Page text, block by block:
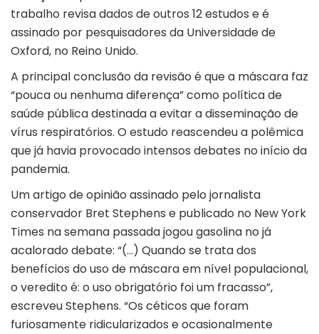
trabalho revisa dados de outros 12 estudos e é
assinado por pesquisadores da Universidade de
Oxford, no Reino Unido.
A principal conclusão da revisão é que a máscara faz
“pouca ou nenhuma diferença” como política de
saúde pública destinada a evitar a disseminação de
vírus respiratórios. O estudo reascendeu a polêmica
que já havia provocado intensos debates no início da
pandemia.
Um artigo de opinião assinado pelo jornalista
conservador Bret Stephens e publicado no New York
Times na semana passada jogou gasolina no já
acalorado debate: “(…) Quando se trata dos
benefícios do uso de máscara em nível populacional,
o veredito é: o uso obrigatório foi um fracasso”,
escreveu Stephens. “Os céticos que foram
furiosamente ridicularizados e ocasionalmente